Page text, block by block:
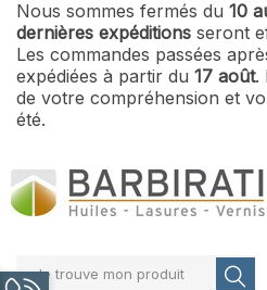
Nous sommes fermés du 10
dernières expéditions seront
Les commandes passées
expédiées à partir du 17 août.
de votre compréhension et
été.
Je trouve mon produit